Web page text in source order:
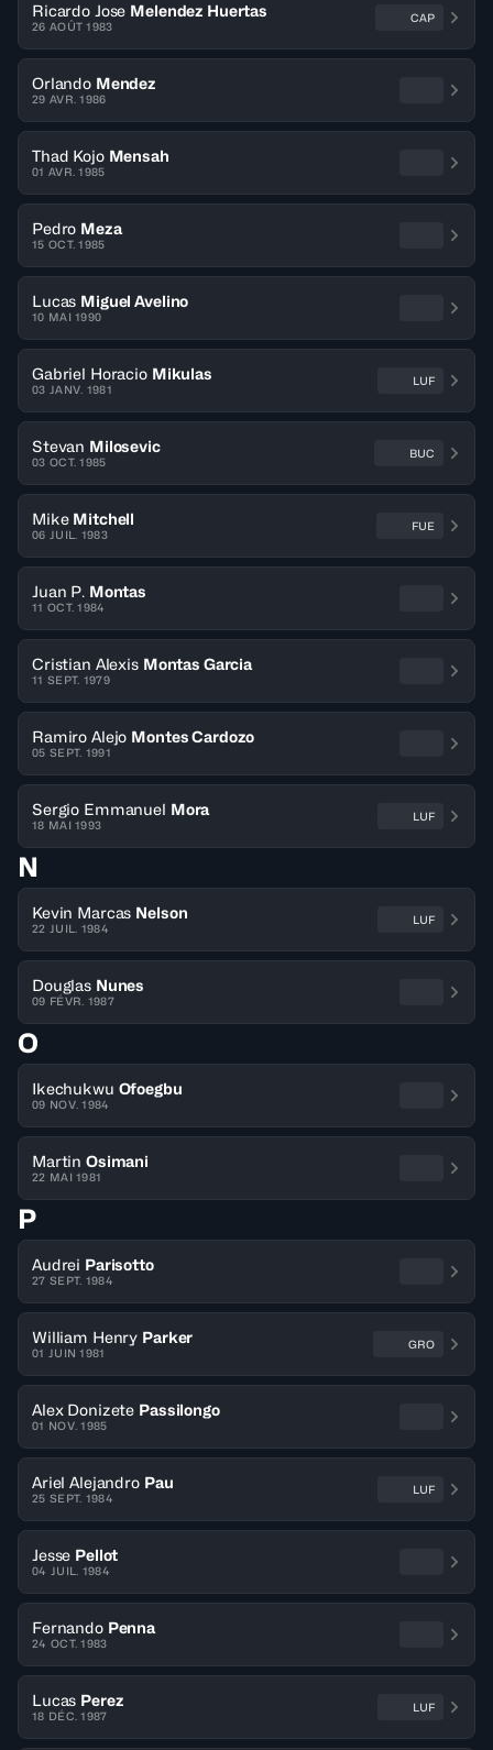
Ricardo Jose Melendez Huertas
26 AOÛT 1983
CAP
Orlando Mendez
29 AVR. 1986
Thad Kojo Mensah
01 AVR. 1985
Pedro Meza
15 OCT. 1985
Lucas Miguel Avelino
10 MAI 1990
Gabriel Horacio Mikulas
03 JANV. 1981
LUF
Stevan Milosevic
03 OCT. 1985
BUC
Mike Mitchell
06 JUIL. 1983
FUE
Juan P. Montas
11 OCT. 1984
Cristian Alexis Montas Garcia
11 SEPT. 1979
Ramiro Alejo Montes Cardozo
05 SEPT. 1991
Sergio Emmanuel Mora
18 MAI 1993
LUF
N
Kevin Marcas Nelson
22 JUIL. 1984
LUF
Douglas Nunes
09 FÉVR. 1987
O
Ikechukwu Ofoegbu
09 NOV. 1984
Martin Osimani
22 MAI 1981
P
Audrei Parisotto
27 SEPT. 1984
William Henry Parker
01 JUIN 1981
GRO
Alex Donizete Passilongo
01 NOV. 1985
Ariel Alejandro Pau
25 SEPT. 1984
LUF
Jesse Pellot
04 JUIL. 1984
Fernando Penna
24 OCT. 1983
Lucas Perez
18 DÉC. 1987
LUF